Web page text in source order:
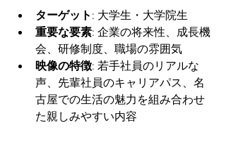
ターゲット : 大学生・大学院生
重要な要素: 企業の将来性、成長機
会、研修制度、職場の雰囲気
映像の特徴: 若手社員のリアルな
声、先輩社員のキャリアパス、名
古屋での生活の魅力を組み合わせ
た親しみやすい内容